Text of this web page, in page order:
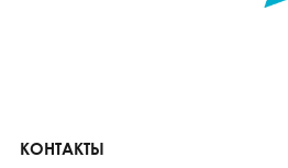
КОНТАКТЫ